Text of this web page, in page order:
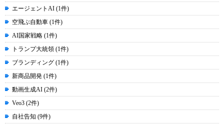
エージェントAI (1件)
空飛ぶ自動車 (1件)
AI国家戦略 (1件)
トランプ大統領 (1件)
ブランディング (1件)
新商品開発 (1件)
動画生成AI (2件)
Veo3 (2件)
自社告知 (9件)